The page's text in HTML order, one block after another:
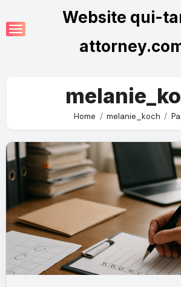
to
Website qui-
Home melanie_koch